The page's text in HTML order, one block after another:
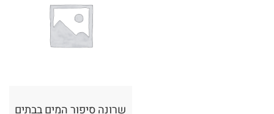
שרונה סיפור המים בבתים